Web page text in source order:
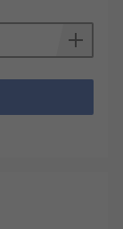
to
that
as